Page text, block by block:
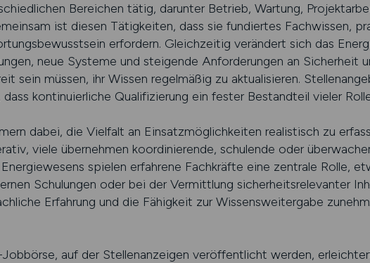
Bereichen tätig, darunter Betrieb, Wartung,
ist diesen Tätigkeiten, dass sie fundiertes Fachwissen,
erfordern. Gleichzeitig verändert sich das
neue Systeme und steigende Anforderungen an Sicherheit
sein müssen, ihr Wissen regelmäßig zu aktualisieren.
kontinuierliche Qualifizierung ein fester Bestandteil vieler
dabei, die Vielfalt an Einsatzmöglichkeiten realistisch zu
viele übernehmen koordinierende, schulende oder
spielen erfahrene Fachkräfte eine zentrale Rolle,
Schulungen oder bei der Vermittlung sicherheitsrelevanter
Erfahrung und die Fähigkeit zur Wissensweitergabe
auf der Stellenanzeigen veröffentlicht werden,